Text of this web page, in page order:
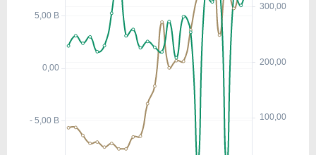
A empresa Bristol-Myers Squibb Company
(Estados Unidos), está listada na NYSE com um
valor de mercado de R$ 131,06 Bilhões, tendo um
patrimônio de R$ 22,32 Bilhões.
Com um total de 30.250 funcionários, a empresa
está listada no setor deCuidados de Saúde
e
categorizada na indústria de
Biotecnologia